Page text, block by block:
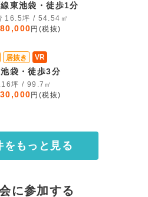
東池袋・徒歩1分
1階-2階 16.5坪 / 54.54㎡
円(税抜)
居抜き VR
袋・徒歩3分
坪 / 99.7㎡
円(税抜)
をもっと見る
に参加する